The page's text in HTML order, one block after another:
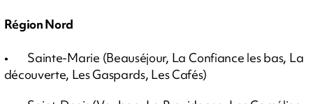
Région Nord
• Sainte-Marie (Beauséjour, La Confiance les bas, La
découverte, Les Gaspards, Les Cafés)